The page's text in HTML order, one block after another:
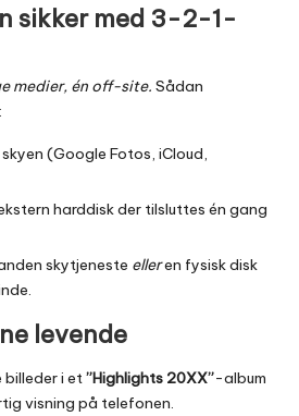
sikker med 3-2-1-
medier, én off-site. Sådan
(Google Fotos, iCloud,
harddisk der tilsluttes én gang
skytjeneste elleren fysisk disk
levende
billeder i et”Highlights 20XX”-album
visning på telefonen.